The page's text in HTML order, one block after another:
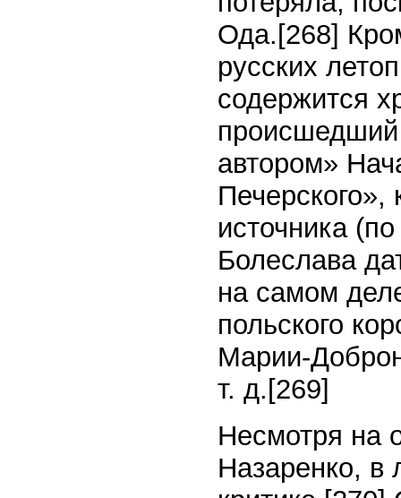
Ода. [268]
русских
содержится
происшедший
автором»
Печерского»,
источника
Болеслава
на самом
польского
Марии-
т. д. [269]
Несмотря на
Назаренко, в